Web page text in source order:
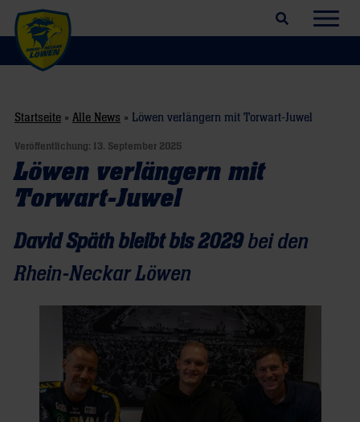
Suchfeld öffnen
Startseite » Alle News » Löwen verlängern mit Torwart-Juwel
Veröffentlichung: 13. September 2025
Löwen verlängern mit
Torwart-Juwel
David Späth bleibt bis 2029bei den
Rhein-Neckar Löwen